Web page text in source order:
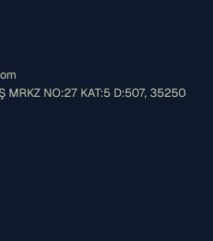
MRKZ NO:27 KAT:5 D:507, 35250